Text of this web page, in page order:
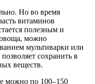
Но во время
витаминов
полезным и
можно
мультиварки или
сохранить в
веществ.
можно по 100–150